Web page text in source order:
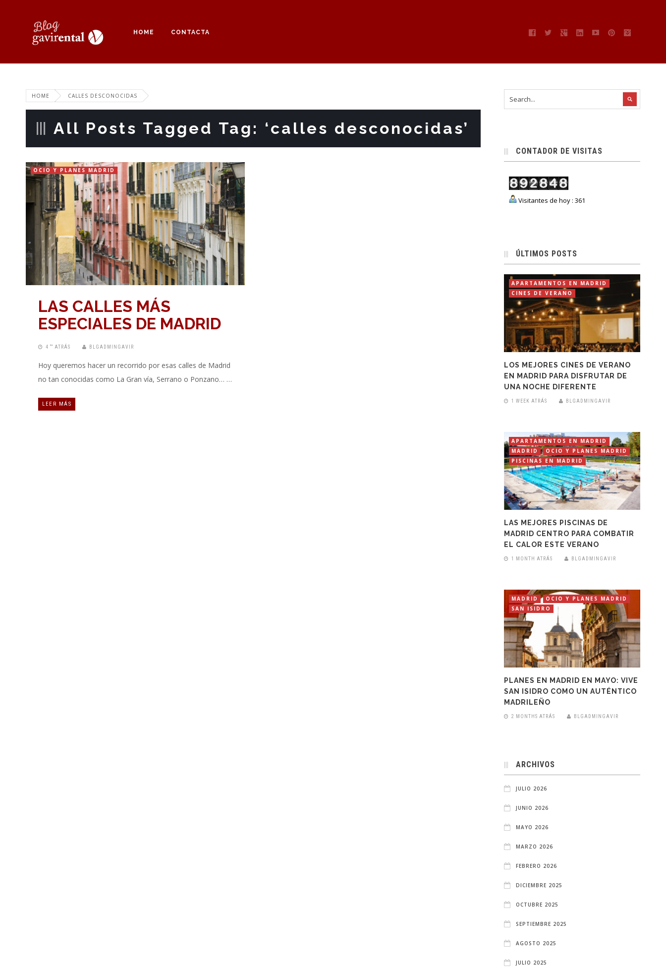
HOME CONTACTA
HOME CALLES DESCONOCIDAS
All Posts Tagged Tag: ‘calles desconocidas’
OCIO Y PLANES MADRID
LAS CALLES MÁS
ESPECIALES DE MADRID
4 “” ATRÁS BLGADMINGAVIR
Hoy queremos hacer un recorrido por esas calles de Madrid
no tan conocidas como La Gran vía, Serrano o Ponzano… …
LEER MÁS
CONTADOR DE VISITAS
Visitantes de hoy : 361
ÚLTIMOS POSTS
APARTAMENTOS EN MADRID
CINES DE VERANO
LOS MEJORES CINES DE VERANO
EN MADRID PARA DISFRUTAR DE
UNA NOCHE DIFERENTE
1 WEEK ATRÁS BLGADMINGAVIR
APARTAMENTOS EN MADRID
MADRID
OCIO Y PLANES MADRID
PISCINAS EN MADRID
LAS MEJORES PISCINAS DE
MADRID CENTRO PARA COMBATIR
EL CALOR ESTE VERANO
1 MONTH ATRÁS BLGADMINGAVIR
MADRID
OCIO Y PLANES MADRID
SAN ISIDRO
PLANES EN MADRID EN MAYO: VIVE
SAN ISIDRO COMO UN AUTÉNTICO
MADRILEÑO
2 MONTHS ATRÁS BLGADMINGAVIR
ARCHIVOS
JULIO 2026
JUNIO 2026
MAYO 2026
MARZO 2026
FEBRERO 2026
DICIEMBRE 2025
OCTUBRE 2025
SEPTIEMBRE 2025
AGOSTO 2025
JULIO 2025